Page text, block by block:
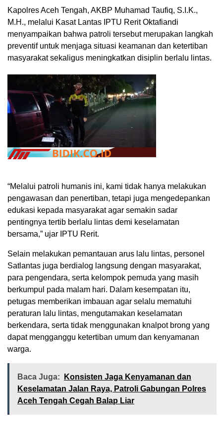
Kapolres Aceh Tengah, AKBP Muhamad Taufiq, S.I.K.,
M.H., melalui Kasat Lantas IPTU Rerit Oktafiandi
menyampaikan bahwa patroli tersebut merupakan langkah
preventif untuk menjaga situasi keamanan dan ketertiban
masyarakat sekaligus meningkatkan disiplin berlalu lintas.
“Melalui patroli humanis ini, kami tidak hanya melakukan
pengawasan dan penertiban, tetapi juga mengedepankan
edukasi kepada masyarakat agar semakin sadar
pentingnya tertib berlalu lintas demi keselamatan
bersama,” ujar IPTU Rerit.
Selain melakukan pemantauan arus lalu lintas, personel
Satlantas juga berdialog langsung dengan masyarakat,
para pengendara, serta kelompok pemuda yang masih
berkumpul pada malam hari. Dalam kesempatan itu,
petugas memberikan imbauan agar selalu mematuhi
peraturan lalu lintas, mengutamakan keselamatan
berkendara, serta tidak menggunakan knalpot brong yang
dapat mengganggu ketertiban umum dan kenyamanan
warga.
Baca Juga:
Konsisten Jaga Kenyamanan dan
Keselamatan Jalan Raya, Patroli Gabungan Polres
Aceh Tengah Cegah Balap Liar